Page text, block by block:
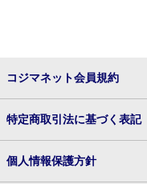
コジマネット会員規約
特定商取引法に基づく表記
個人情報保護方針